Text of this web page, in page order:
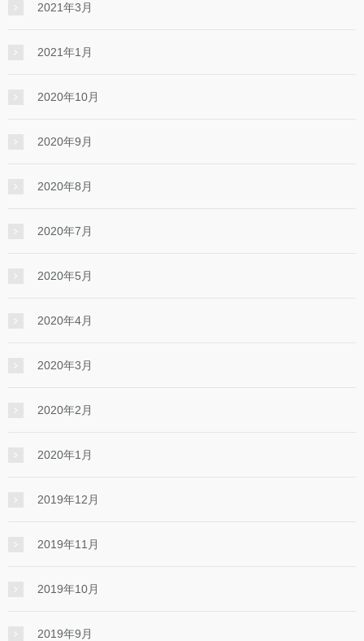
2021年3月
2021年1月
2020年10月
2020年9月
2020年8月
2020年7月
2020年5月
2020年4月
2020年3月
2020年2月
2020年1月
2019年12月
2019年11月
2019年10月
2019年9月